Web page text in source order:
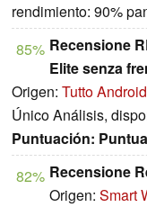
rendimiento: 90%
85% Recensione
Elite senza
Origen: Tutto Android
Único Análisis,
Puntuación:
82% Recensione
Origen: Smart